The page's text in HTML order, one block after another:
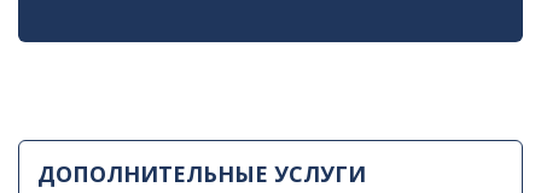
ДОПОЛНИТЕЛЬНЫЕ УСЛУГИ